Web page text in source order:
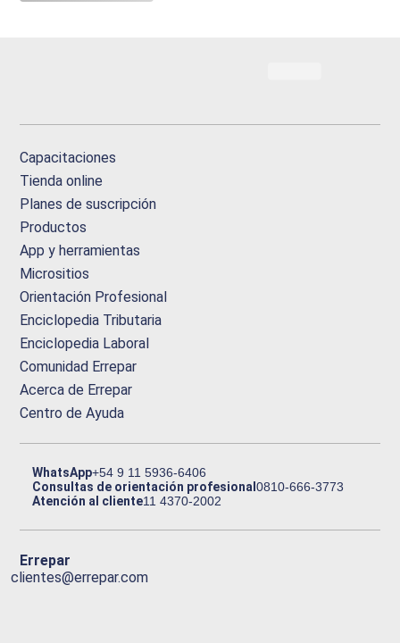
Capacitaciones
Tienda online
Planes de suscripción
Productos
App y herramientas
Micrositios
Orientación Profesional
Enciclopedia Tributaria
Enciclopedia Laboral
Comunidad Errepar
Acerca de Errepar
Centro de Ayuda
WhatsApp+54 9 11 5936-6406
Consultas de orientación profesional0810-666-3773
Atención al cliente11 4370-2002
Errepar
clientes@errepar.com